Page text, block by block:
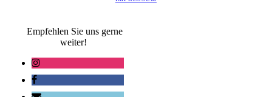
Empfehlen Sie uns gerne
weiter!